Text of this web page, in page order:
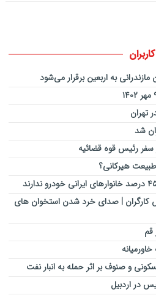
تهران
شد
سفر رئیس قوه قضائیه
هیرکانی؟
کارگران | صدای خرد شدن استخوان های